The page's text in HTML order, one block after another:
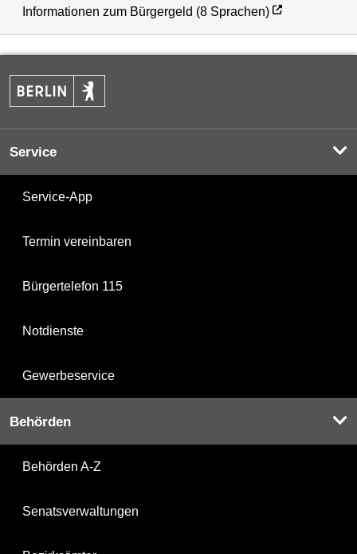
Informationen zum Bürgergeld (8 Sprachen)
Service
Service-App
Termin vereinbaren
Bürgertelefon 115
Notdienste
Gewerbeservice
Behörden
Behörden A-Z
Senatsverwaltungen